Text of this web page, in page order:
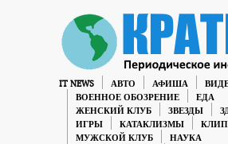
IT NEWS АВТО АФИША
ВОЕННОЕ ОБОЗРЕНИЕ
ЕДА
ЖЕНСКИЙ КЛУБ
ЗВЕЗДЫ
ИГРЫ
КАТАКЛИЗМЫ
МУЖСКОЙ КЛУБ
НАУКА